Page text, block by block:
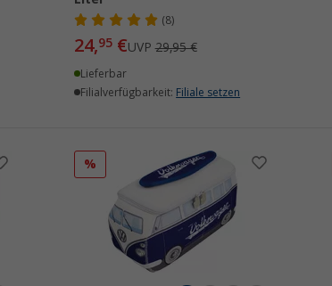
(8)
24,95€UVP29,95 €
Lieferbar
Filialverfügbarkeit: Filiale setzen
%